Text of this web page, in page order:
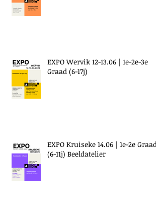
EXPO Wervik 12-13.06 | 1e-2e-3e
Graad (6-17j)
EXPO Kruiseke 14.06 | 1e-2e Graad
(6-11j) Beeldatelier